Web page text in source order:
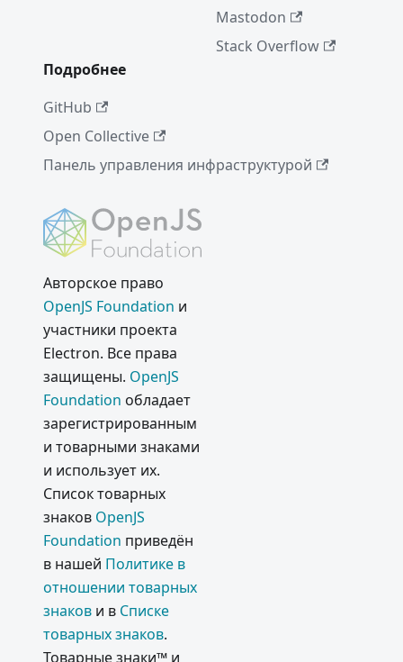
Mastodon
Stack Overflow
Подробнее
GitHub
Open Collective
Панель управления инфраструктурой
Авторское право
OpenJS Foundation и
участники проекта
Electron. Все права
защищены. OpenJS
Foundation обладает
зарегистрированным
и товарными знаками
и использует их.
Список товарных
знаков OpenJS
Foundation приведён
в нашей Политике в
отношении товарных
знаков и в Списке
товарных знаков.
Товарные знаки™ и